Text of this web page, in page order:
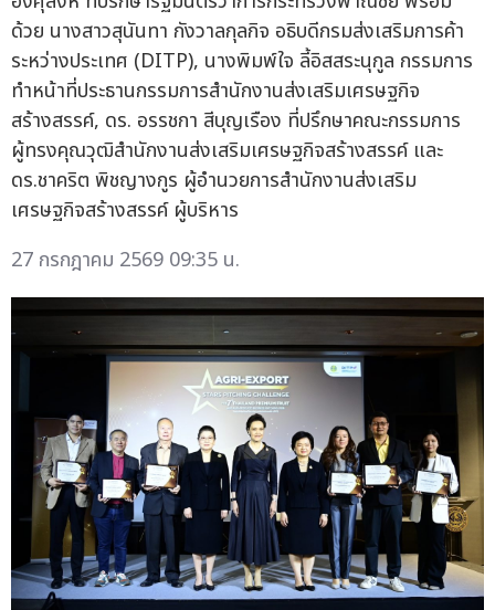
ด้วย นางสาวสุนันทา กังวาลกุลกิจ อธิบดีกรมส่งเสริมการค้า
ระหว่างประเทศ (DITP), นางพิมพ์ใจ ลี้อิสสระนุกูล กรรมการ
ทำหน้าที่ประธานกรรมการสำนักงานส่งเสริมเศรษฐกิจ
สร้างสรรค์, ดร. อรรชกา สีบุญเรือง ที่ปรึกษาคณะกรรมการ
ผู้ทรงคุณวุฒิสำนักงานส่งเสริมเศรษฐกิจสร้างสรรค์ และ
ดร.ชาคริต พิชญางกูร ผู้อำนวยการสำนักงานส่งเสริม
เศรษฐกิจสร้างสรรค์ ผู้บริหาร
27 กรกฎาคม 2569 09:35 น.